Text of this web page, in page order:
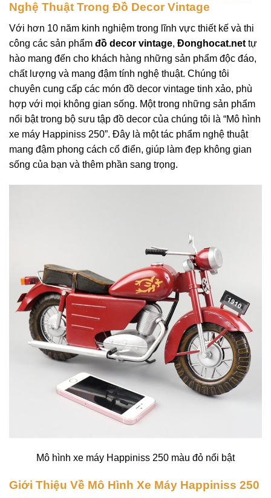
Nghệ Thuật Trong Đồ Decor Vintage
Với hơn 10 năm kinh nghiệm trong lĩnh vực thiết kế và thi
công các sản phẩm đồ decor vintage, Đonghocat.net tự
hào mang đến cho khách hàng những sản phẩm độc đáo,
chất lượng và mang đậm tính nghệ thuật. Chúng tôi
chuyên cung cấp các món đồ decor vintage tinh xảo, phù
hợp với mọi không gian sống. Một trong những sản phẩm
nổi bật trong bộ sưu tập đồ decor của chúng tôi là “Mô hình
xe máy Happiniss 250”. Đây là một tác phẩm nghệ thuật
mang đậm phong cách cổ điển, giúp làm đẹp không gian
sống của bạn và thêm phần sang trọng.
Mô hình xe máy Happiniss 250 màu đỏ nổi bật
Giới Thiệu Về Mô Hình Xe Máy Happiniss 250